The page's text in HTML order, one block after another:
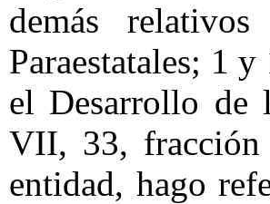
demás
Paraestatales; 1
el Desarrollo de
VII, 33,
entidad, hago